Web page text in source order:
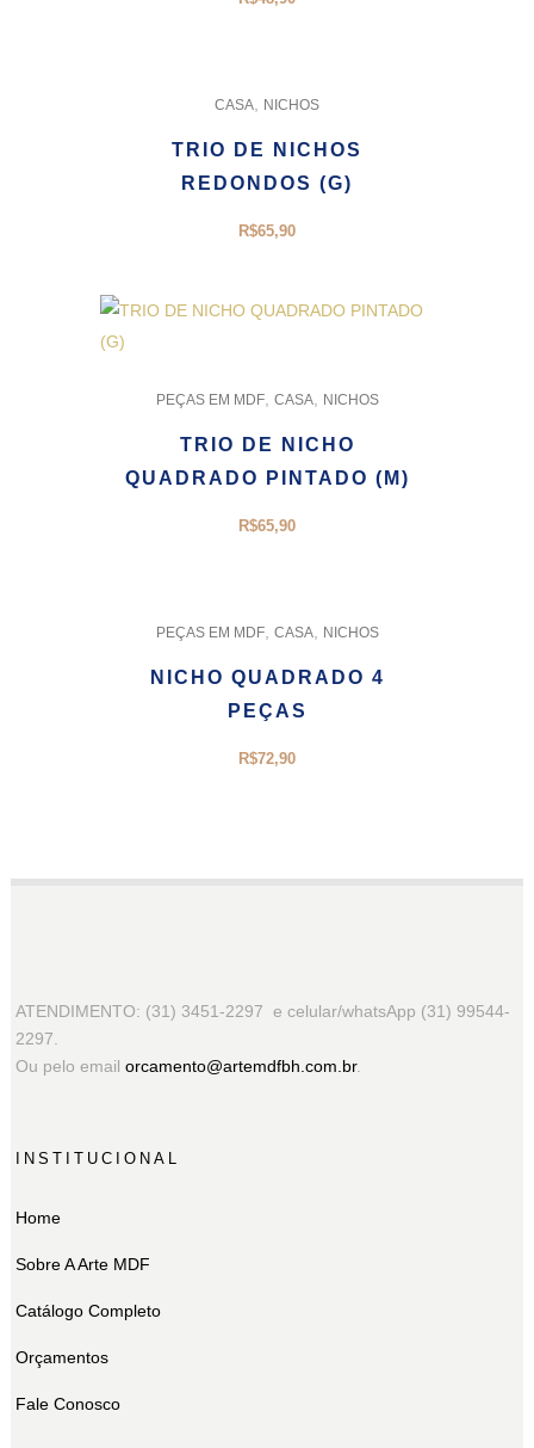
CASA NICHOS
TRIO DE NICHOS
REDONDOS (G)
R$65,90
PEÇAS EM MDF, CASA, NICHOS
TRIO DE NICHO
QUADRADO PINTADO (M)
R$65,90
PEÇAS EM MDF, CASA, NICHOS
NICHO QUADRADO 4
PEÇAS
R$72,90
ATENDIMENTO: (31) 3451-2297 e celular/whatsApp (31) 99544-
2297.
Ou pelo emailorcamento@artemdfbh.com.br.
INSTITUCIONAL
Home
Sobre A Arte MDF
Catálogo Completo
Orçamentos
Fale Conosco